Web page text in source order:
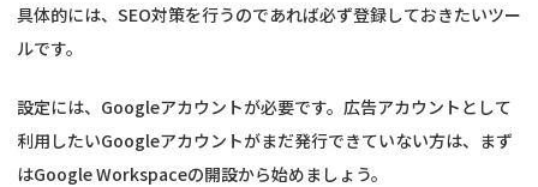
具体的には、SEO対策を行うのであれば必ず登録しておきたいツー
ルです。
設定には、Googleアカウントが必要です。広告アカウントとして
利用したいGoogleアカウントがまだ発行できていない方は、まず
はGoogle Workspaceの開設から始めましょう。